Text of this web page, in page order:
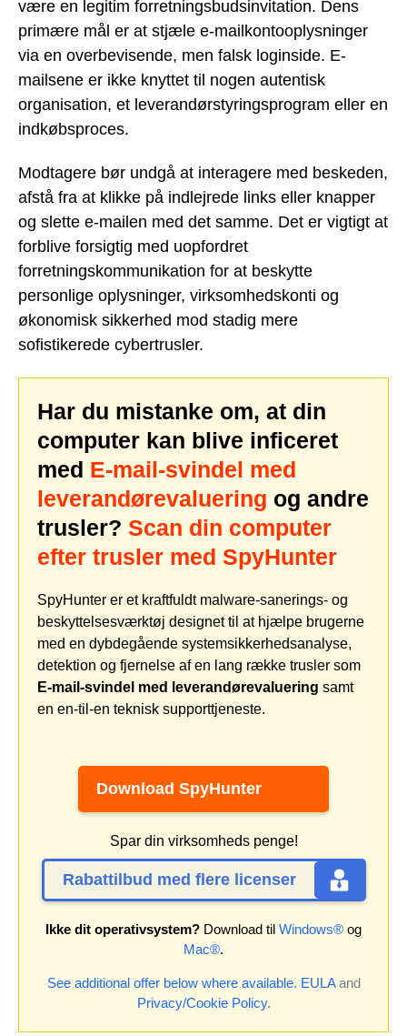
være en legitim forretningsbudsinvitation. Dens
primære mål er at stjæle e-mailkontooplysninger
via en overbevisende, men falsk loginside. E-
mailsene er ikke knyttet til nogen autentisk
organisation, et leverandørstyringsprogram eller en
indkøbsproces.
Modtagere bør undgå at interagere med beskeden,
afstå fra at klikke på indlejrede links eller knapper
og slette e-mailen med det samme. Det er vigtigt at
forblive forsigtig med uopfordret
forretningskommunikation for at beskytte
personlige oplysninger, virksomhedskonti og
økonomisk sikkerhed mod stadig mere
sofistikerede cybertrusler.
Har du mistanke om, at din
computer kan blive inficeret
med E-mail-svindel med
leverandørevaluering og andre
trusler? Scan din computer
efter trusler med SpyHunter
SpyHunter er et kraftfuldt malware-sanerings- og
beskyttelsesværktøj designet til at hjælpe brugerne
med en dybdegående systemsikkerhedsanalyse,
detektion og fjernelse af en lang række trusler som
E-mail-svindel med leverandørevaluering samt
en en-til-en teknisk supporttjeneste.
Download SpyHunter
Spar din virksomheds penge!
Rabattilbud med flere licenser
Ikke dit operativsystem? Download til Windows® og
Mac®.
See additional offer below where available. EULAand
Privacy/Cookie Policy.